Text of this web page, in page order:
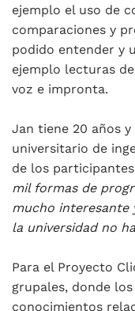
ejemplo el uso de
comparaciones y
podido entender y
ejemplo lecturas
voz e impronta.
Jan tiene 20 años
universitario de
de los
mil formas de
mucho interesante
la universidad no
Para el Proyecto
grupales, donde
conocimientos